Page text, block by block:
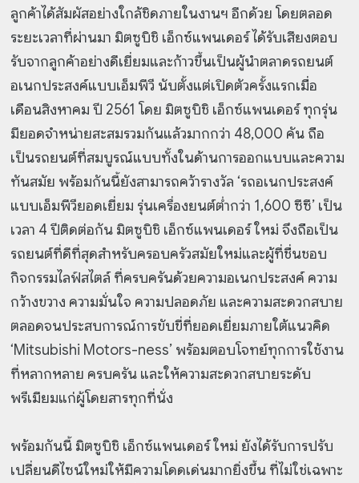
ลูกค้าได้สัมผัสอย่างใกล้ชิดภายในงานฯ อีกด้วย โดยตลอด
ระยะเวลาที่ผ่านมา มิตซูบิชิ เอ็กซ์แพนเดอร์ ได้รับเสียงตอบ
รับจากลูกค้าอย่างดีเยี่ยมและก้าวขึ้นเป็นผู้นำตลาดรถยนต์
อเนกประสงค์แบบเอ็มพีวี นับตั้งแต่เปิดตัวครั้งแรกเมื่อ
เดือนสิงหาคม ปี 2561 โดย มิตซูบิชิ เอ็กซ์แพนเดอร์ ทุกรุ่น
มียอดจำหน่ายสะสมรวมกันแล้วมากกว่า 48,000 คัน ถือ
เป็นรถยนต์ที่สมบูรณ์แบบทั้งในด้านการออกแบบและความ
ทันสมัย พร้อมกันนี้ยังสามารถคว้ารางวัล ‘รถอเนกประสงค์
แบบเอ็มพีวียอดเยี่ยม รุ่นเครื่องยนต์ต่ำกว่า 1,600 ซีซี’ เป็น
เวลา 4 ปีติดต่อกัน มิตซูบิชิ เอ็กซ์แพนเดอร์ ใหม่ จึงถือเป็น
รถยนต์ที่ดีที่สุดสำหรับครอบครัวสมัยใหม่และผู้ที่ชื่นชอบ
กิจกรรมไลฟ์สไตล์ ที่ครบครันด้วยความอเนกประสงค์ ความ
กว้างขวาง ความมั่นใจ ความปลอดภัย และความสะดวกสบาย
ตลอดจนประสบการณ์การขับขี่ที่ยอดเยี่ยมภายใต้แนวคิด
‘Mitsubishi Motors-ness’ พร้อมตอบโจทย์ทุกการใช้งาน
ที่หลากหลาย ครบครัน และให้ความสะดวกสบายระดับ
พรีเมียมแก่ผู้โดยสารทุกที่นั่ง
พร้อมกันนี้ มิตซูบิชิ เอ็กซ์แพนเดอร์ ใหม่ ยังได้รับการปรับ
เปลี่ยนดีไซน์ใหม่ให้มีความโดดเด่นมากยิ่งขึ้น ที่ไม่ใช่เฉพาะ